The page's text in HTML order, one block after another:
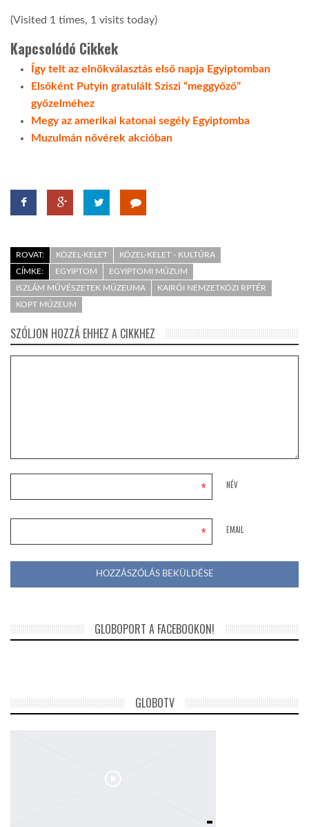
(Visited 1 times, 1 visits today)
Kapcsolódó Cikkek
Így telt az elnökválasztás első napja Egyiptomban
Elsőként Putyin gratulált Sziszi “meggyőző”
győzelméhez
Megy az amerikai katonai segély Egyiptomba
Muzulmán nővérek akcióban
ROVAT: KÖZEL-KELET
KÖZEL-KELET - KULTÚRA
CÍMKE:
EGYIPTOM
EGYIPTOMI MÚZUM
ISZLÁM MŰVÉSZETEK MÚZEUMA
KAIRÓI NEMZETKÖZI RPTÉR
KOPT MÚZEUM
SZÓLJON HOZZÁ EHHEZ A CIKKHEZ
NÉV
*
EMAIL
*
GLOBOPORT A FACEBOOKON!
GLOBOTV